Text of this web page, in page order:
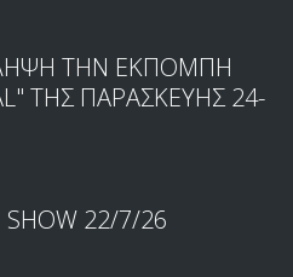
ΤΗΝ ΕΚΠΟΜΠΗ
ΤΗΣ ΠΑΡΑΣΚΕΥΗΣ 24-
SHOW 22/7/26